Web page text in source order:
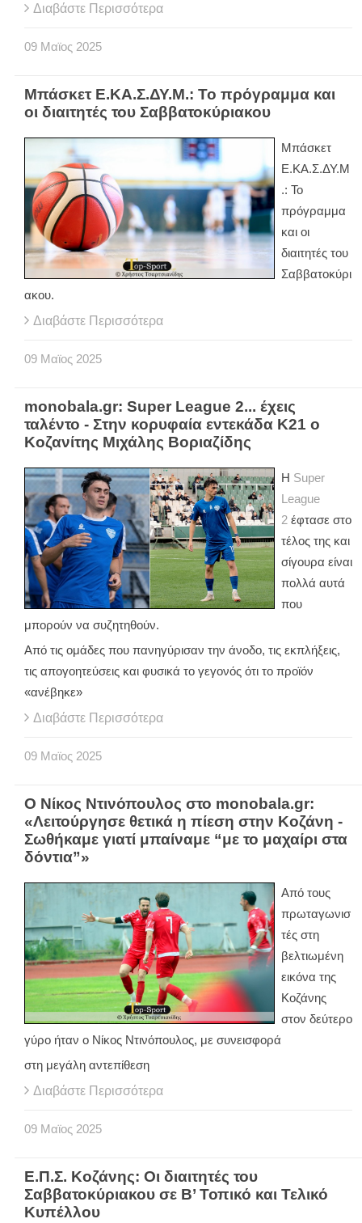
Διαβάστε Περισσότερα
09 Μαϊος 2025
Μπάσκετ Ε.ΚΑ.Σ.ΔΥ.Μ.: Το πρόγραμμα και
οι διαιτητές του Σαββατοκύριακου
Μπάσκετ
Ε.ΚΑ.Σ.ΔΥ.Μ
.: Το
πρόγραμμα
και οι
διαιτητές του
Σαββατοκύρι
ακου.
Διαβάστε Περισσότερα
09 Μαϊος 2025
monobala.gr: Super League 2... έχεις
ταλέντο - Στην κορυφαία εντεκάδα Κ21 ο
Κοζανίτης Μιχάλης Βοριαζίδης
Η Super
League
2 έφτασε στο
τέλος της και
σίγουρα είναι
πολλά αυτά
που
μπορούν να συζητηθούν.
Από τις ομάδες που πανηγύρισαν την άνοδο, τις εκπλήξεις,
τις απογοητεύσεις και φυσικά το γεγονός ότι το προϊόν
«ανέβηκε»
Διαβάστε Περισσότερα
09 Μαϊος 2025
Ο Νίκος Ντινόπουλος στο monobala.gr:
«Λειτούργησε θετικά η πίεση στην Κοζάνη -
Σωθήκαμε γιατί μπαίναμε “με το μαχαίρι στα
δόντια”»
Από τους
πρωταγωνισ
τές στη
βελτιωμένη
εικόνα της
Κοζάνης
στον δεύτερο
γύρο ήταν ο Νίκος Ντινόπουλος, με συνεισφορά
στη μεγάλη αντεπίθεση
Διαβάστε Περισσότερα
09 Μαϊος 2025
Ε.Π.Σ. Κοζάνης: Οι διαιτητές του
Σαββατοκύριακου σε Β’ Τοπικό και Τελικό
Κυπέλλου